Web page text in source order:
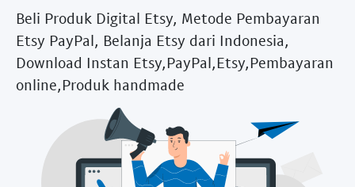
Beli Produk Digital Etsy, Metode Pembayaran
Etsy PayPal, Belanja Etsy dari Indonesia,
Download Instan Etsy,PayPal,Etsy,Pembayaran
online,Produk handmade